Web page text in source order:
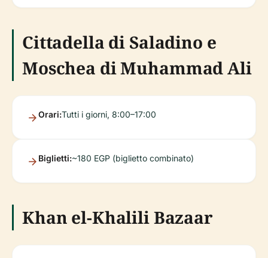
Cittadella di Saladino e
Moschea di Muhammad Ali
Orari:Tutti i giorni, 8:00–17:00
Biglietti:~180 EGP (biglietto combinato)
Khan el-Khalili Bazaar